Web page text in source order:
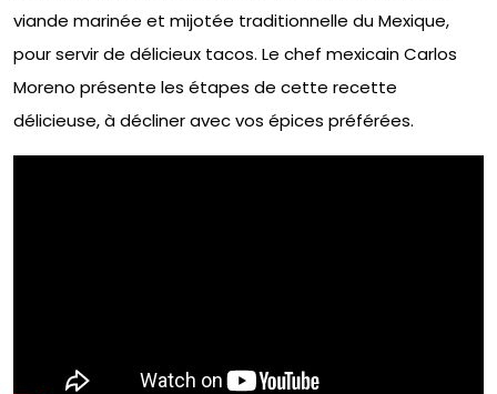
viande marinée et mijotée traditionnelle du Mexique,
pour servir de délicieux tacos. Le chef mexicain Carlos
Moreno présente les étapes de cette recette
délicieuse, à décliner avec vos épices préférées.